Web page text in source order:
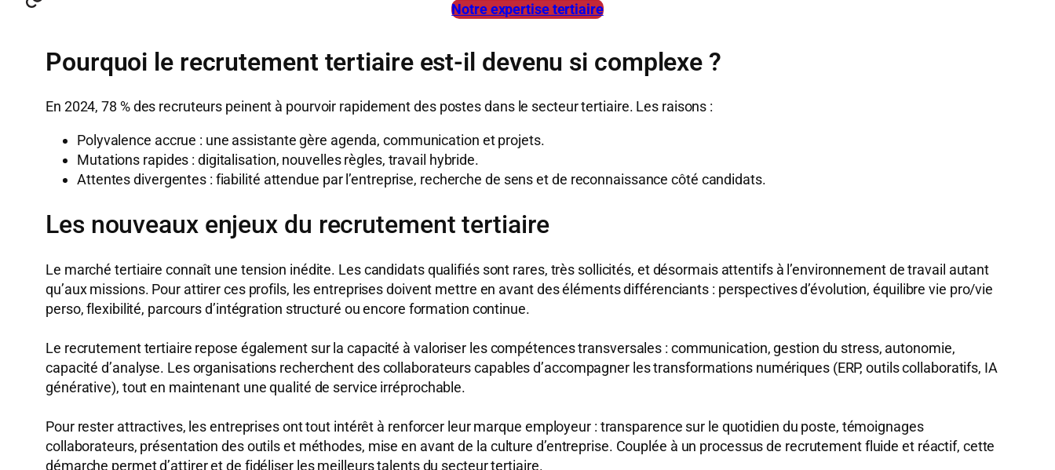
Notre expertise tertiaire
Pourquoi le recrutement tertiaire est-il devenu si complexe ?
En 2024, 78 % des recruteurs peinent à pourvoir rapidement des postes dans le secteur tertiaire. Les raisons :
Polyvalence accrue : une assistante gère agenda, communication et projets.
Mutations rapides : digitalisation, nouvelles règles, travail hybride.
Attentes divergentes : fiabilité attendue par l’entreprise, recherche de sens et de reconnaissance côté candidats.
Les nouveaux enjeux du recrutement tertiaire
Le marché tertiaire connaît une tension inédite. Les candidats qualifiés sont rares, très sollicités, et désormais attentifs à l’environnement de travail autant
qu’aux missions. Pour attirer ces profils, les entreprises doivent mettre en avant des éléments différenciants : perspectives d’évolution, équilibre vie pro/vie
perso, flexibilité, parcours d’intégration structuré ou encore formation continue.
Le recrutement tertiaire repose également sur la capacité à valoriser les compétences transversales : communication, gestion du stress, autonomie,
capacité d’analyse. Les organisations recherchent des collaborateurs capables d’accompagner les transformations numériques (ERP, outils collaboratifs, IA
générative), tout en maintenant une qualité de service irréprochable.
Pour rester attractives, les entreprises ont tout intérêt à renforcer leur marque employeur : transparence sur le quotidien du poste, témoignages
collaborateurs, présentation des outils et méthodes, mise en avant de la culture d’entreprise. Couplée à un processus de recrutement fluide et réactif, cette
démarche permet d’attirer et de fidéliser les meilleurs talents du secteur tertiaire.